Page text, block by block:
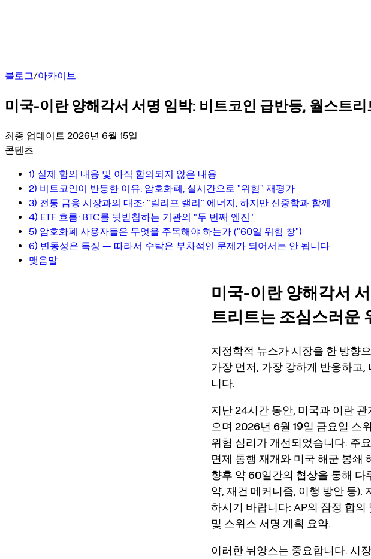
블로그/아카이브
미국-이란 양해각서 서명 임박: 비트코인 급반등, 월스트
최종 업데이트 2026년 6월 15일
콘텐츠
1) 실제 합의 내용 및 아직 합의되지 않은 내용
2) 비트코인이 반등한 이유: 암호화폐, 실시간으로 "위험" 재평가
3) 전통 금융 시장과의 대조: "릴리프 랠리" 에너지, 하지만 신중함과 함께
4) ETF 흐름: BTC를 뒷받침하는 기관의 "두 번째 엔진"
5) 암호화폐 사용자들은 무엇을 주목해야 하는가 ("60일 위험 창")
6) 변동성은 특징 — 따라서 수탁은 부차적인 문제가 되어서는 안 됩니다
맺음말
미국-이란 양해각서
트리트는 조심스러운
지정학적 뉴스가 시장을 한 방향
가장 먼저, 가장 강하게 반응하고
니다.
지난 24시간 동안, 미국과 이란
으며 2026년 6월 19일 금요일 스
위험 심리가 개선되었습니다. 주
면제 통행 재개와 미국 해군 봉쇄
향후 약 60일간의 협상을 통해 다
약, 재건 메커니즘, 이행 방안 등).
하시기 바랍니다: AP의 잠정 합의
및 스위스 서명 계획 요약.
이러한 뉘앙스는 중요합니다. 시